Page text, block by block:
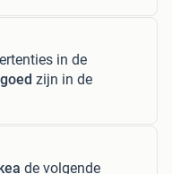
in de
zijn in de
de volgende